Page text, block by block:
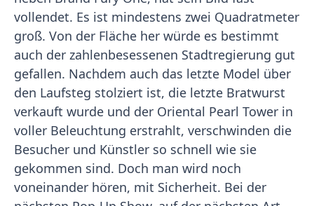
vollendet. Es ist mindestens zwei Quadratmeter
groß. Von der Fläche her würde es bestimmt
auch der zahlenbesessenen Stadtregierung gut
gefallen. Nachdem auch das letzte Model über
den Laufsteg stolziert ist, die letzte Bratwurst
verkauft wurde und der Oriental Pearl Tower in
voller Beleuchtung erstrahlt, verschwinden die
Besucher und Künstler so schnell wie sie
gekommen sind. Doch man wird noch
voneinander hören, mit Sicherheit. Bei der